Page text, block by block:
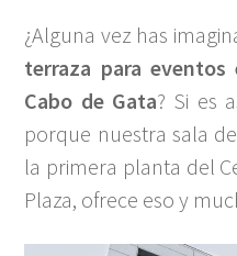
¿Alguna vez has
terraza para
Cabo de Gata? Si es
porque nuestra sala
la primera planta del
Plaza, ofrece eso y